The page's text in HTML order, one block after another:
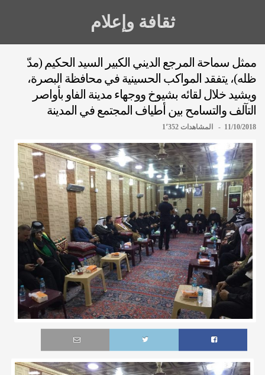
ثقافة وإعلام
ممثل سماحة المرجع الديني الكبير السيد الحكيم (مدّ
ظله)، يتفقد المواكب الحسينية في محافظة البصرة،
ويشيد خلال لقائه بشيوخ ووجهاء مدينة الفاو بأواصر
التآلف والتسامح بين أطياف المجتمع في المدينة
11/10/2018 - المشاهدات 1٬352